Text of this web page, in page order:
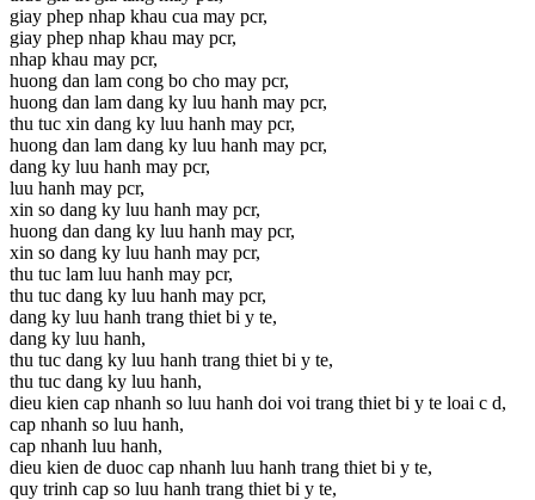
giay phep nhap khau cua may pcr,
giay phep nhap khau may pcr,
nhap khau may pcr,
huong dan lam cong bo cho may pcr,
huong dan lam dang ky luu hanh may pcr,
thu tuc xin dang ky luu hanh may pcr,
huong dan lam dang ky luu hanh may pcr,
dang ky luu hanh may pcr,
luu hanh may pcr,
xin so dang ky luu hanh may pcr,
huong dan dang ky luu hanh may pcr,
xin so dang ky luu hanh may pcr,
thu tuc lam luu hanh may pcr,
thu tuc dang ky luu hanh may pcr,
dang ky luu hanh trang thiet bi y te,
dang ky luu hanh,
thu tuc dang ky luu hanh trang thiet bi y te,
thu tuc dang ky luu hanh,
dieu kien cap nhanh so luu hanh doi voi trang thiet bi y te loai c d,
cap nhanh so luu hanh,
cap nhanh luu hanh,
dieu kien de duoc cap nhanh luu hanh trang thiet bi y te,
quy trinh cap so luu hanh trang thiet bi y te,